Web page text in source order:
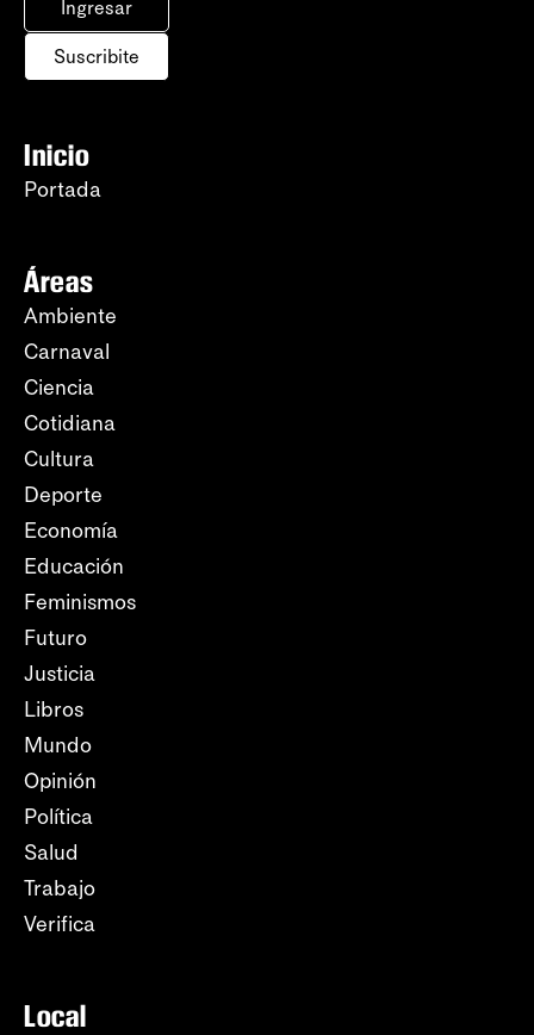
Ingresar
Suscribite
Inicio
Portada
Áreas
Ambiente
Carnaval
Ciencia
Cotidiana
Cultura
Deporte
Economía
Educación
Feminismos
Futuro
Justicia
Libros
Mundo
Opinión
Política
Salud
Trabajo
Verifica
Local